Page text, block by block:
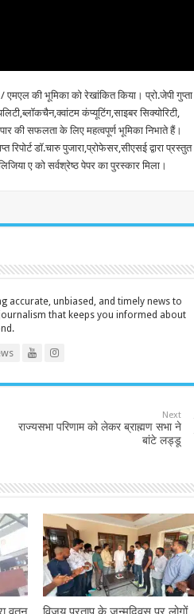
की भूमिका को रेखांकित किया। प्रो.जेपी गुप्ता
कंप्यूटिंग,साइबर सिक्योरिटी,
की सफलता के लिए महत्वपूर्ण भूमिका निभाते हैं।
डॉ.चारु पुजारा,प्रोफेसर,सीएसई द्वारा प्रस्तुत
ए को सर्वश्रेष्ठ पेपर का पुरस्कार मिला।
accurate, unbiased, and timely news to
that keeps you informed about
Next
राज्यसभा परिणाम को लेकर ब्राह्मण सभा ने
बांटे लड्डू